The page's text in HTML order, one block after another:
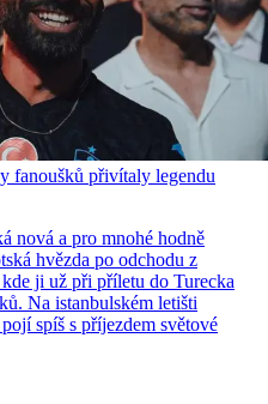
fanoušků přivítaly legendu
nová a pro mnohé hodně
hvězda po odchodu z
ji už při příletu do Turecka
Na istanbulském letišti
spíš s příjezdem světové